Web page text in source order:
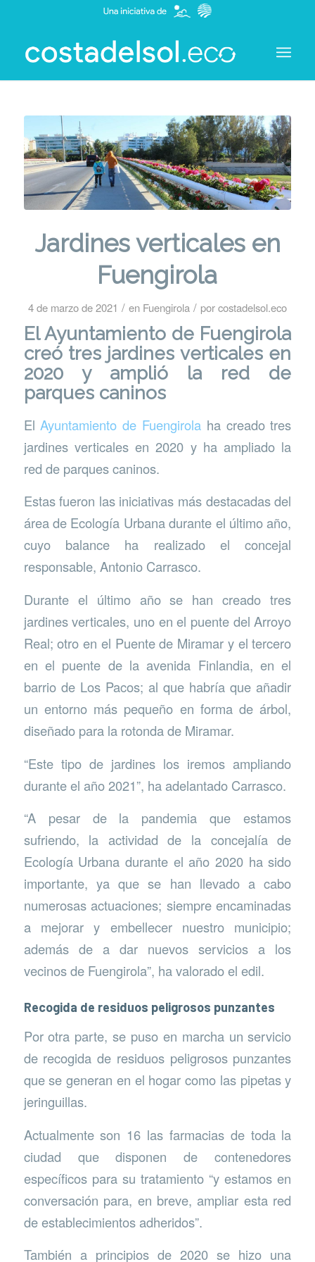
Jardines verticales en
Fuengirola
4 de marzo de 2021 / en Fuengirola / porcostadelsol.eco
El Ayuntamiento de Fuengirola
creó tres jardines verticales en
2020 y amplió la red de
parques caninos
ElAyuntamiento de Fuengirola ha creado tres
jardines verticales en 2020 y ha ampliado la
red de parques caninos.
Estas fueron las iniciativas más destacadas del
área de Ecología Urbana durante el último año,
cuyo balance ha realizado el concejal
responsable, Antonio Carrasco.
Durante el último año se han creado tres
jardines verticales, uno en el puente del Arroyo
Real; otro en el Puente de Miramar y el tercero
en el puente de la avenida Finlandia, en el
barrio de Los Pacos; al que habría que añadir
un entorno más pequeño en forma de árbol,
diseñado para la rotonda de Miramar.
“Este tipo de jardines los iremos ampliando
durante el año 2021”, ha adelantado Carrasco.
“A pesar de la pandemia que estamos
sufriendo, la actividad de la concejalía de
Ecología Urbana durante el año 2020 ha sido
importante, ya que se han llevado a cabo
numerosas actuaciones; siempre encaminadas
a mejorar y embellecer nuestro municipio;
además de a dar nuevos servicios a los
vecinos de Fuengirola”, ha valorado el edil.
Recogida de residuos peligrosos punzantes
Por otra parte, se puso en marcha un servicio
de recogida de residuos peligrosos punzantes
que se generan en el hogar como las pipetas y
jeringuillas.
Actualmente son 16 las farmacias de toda la
ciudad que disponen de contenedores
específicos para su tratamiento “y estamos en
conversación para, en breve, ampliar esta red
de establecimientos adheridos”.
También a principios de 2020 se hizo una